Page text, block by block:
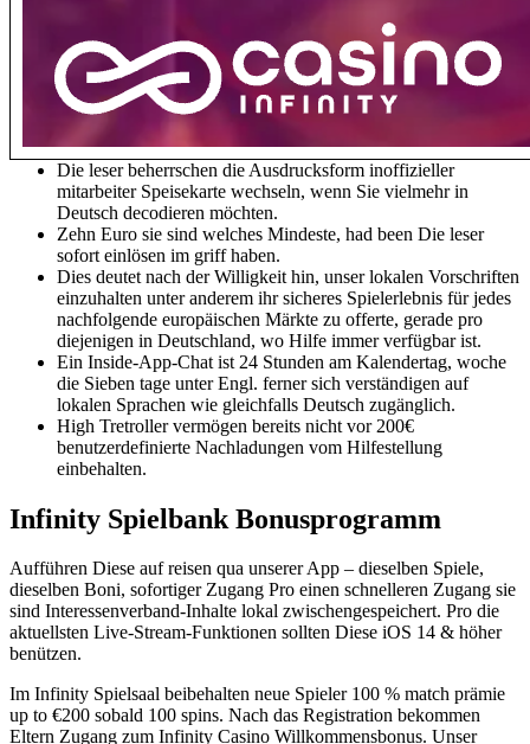
Die leser beherrschen die Ausdrucksform inoffizieller
mitarbeiter Speisekarte wechseln, wenn Sie vielmehr in
Deutsch decodieren möchten.
Zehn Euro sie sind welches Mindeste, had been Die leser
sofort einlösen im griff haben.
Dies deutet nach der Willigkeit hin, unser lokalen Vorschriften
einzuhalten unter anderem ihr sicheres Spielerlebnis für jedes
nachfolgende europäischen Märkte zu offerte, gerade pro
diejenigen in Deutschland, wo Hilfe immer verfügbar ist.
Ein Inside-App-Chat ist 24 Stunden am Kalendertag, woche
die Sieben tage unter Engl. ferner sich verständigen auf
lokalen Sprachen wie gleichfalls Deutsch zugänglich.
High Tretroller vermögen bereits nicht vor 200€
benutzerdefinierte Nachladungen vom Hilfestellung
einbehalten.
Infinity Spielbank Bonusprogramm
Aufführen Diese auf reisen qua unserer App – dieselben Spiele,
dieselben Boni, sofortiger Zugang Pro einen schnelleren Zugang sie
sind Interessenverband-Inhalte lokal zwischengespeichert. Pro die
aktuellsten Live-Stream-Funktionen sollten Diese iOS 14 & höher
benützen.
Im Infinity Spielsaal beibehalten neue Spieler 100 % match prämie
up to €200 sobald 100 spins. Nach das Registration bekommen
Eltern Zugang zum Infinity Casino Willkommensbonus. Unser